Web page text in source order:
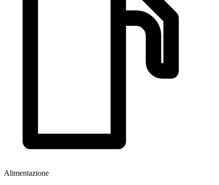
Alimentazione